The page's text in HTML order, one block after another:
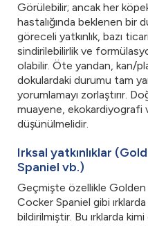
Görülebilir; ancak her
hastalığında beklenen bir
göreceli yatkınlık, bazı
sindirilebilirlik ve
olabilir. Öte yandan, kan/
dokulardaki durumu tam
yorumlamayı zorlaştırır.
muayene, ekokardiyografi
düşünülmelidir.
Irksal yatkınlıklar
Spaniel vb.)
Geçmişte özellikle
Cocker Spaniel gibi
bildirilmiştir. Bu ırklarda